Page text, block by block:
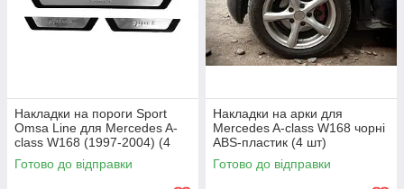
Накладки на пороги Sport
Omsa Line для Mercedes A-
сlass W168 (1997-2004) (4
шт.)
Готово до відправки
Накладки на арки для
Mercedes A-сlass W168 чорні
ABS-пластик (4 шт)
Готово до відправки